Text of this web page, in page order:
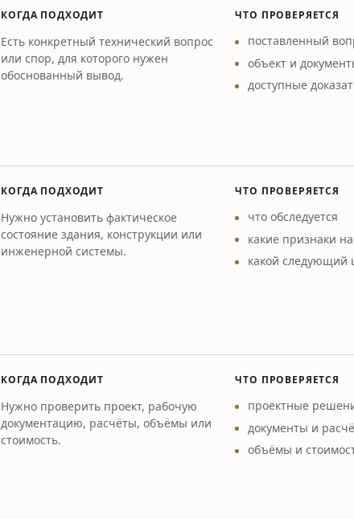
КОГДА ПОДХОДИТ
Есть конкретный технический вопрос
или спор, для которого нужен
обоснованный вывод.
ЧТО ПРОВЕРЯЕТСЯ
поставленный
объект и
доступные
КОГДА ПОДХОДИТ
Нужно установить фактическое
состояние здания, конструкции или
инженерной системы.
ЧТО ПРОВЕРЯЕТСЯ
что обследуется
какие признаки
какой следующий
КОГДА ПОДХОДИТ
Нужно проверить проект, рабочую
документацию, расчёты, объёмы или
стоимость.
ЧТО ПРОВЕРЯЕТСЯ
проектные
документы и
объёмы и